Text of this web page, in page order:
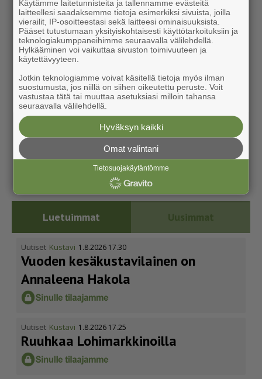
Luetuimmat Uusimmat
Uutiset Kustavi 1.8.2026 17.30
Vuoden kesäkus­ta­vi­lainen on
Annaleena Hakola
Uutiset Kustavi 1.8.2026 17.25
Ruuhkaa Lohimark­ki­noilla
Käytämme laitetunnisteita ja tallennamme evästeitä
laitteellesi saadaksemme tietoja esimerkiksi sivuista, joilla
vierailit, IP-osoitteestasi sekä laitteesi ominaisuuksista.
Pääset tutustumaan yksityiskohtaisesti käyttötarkoituksiin ja
teknologiakumppaneihimme seuraavalla välilehdellä.
Hylkääminen voi vaikuttaa sivuston toimivuuteen ja
käytettävyyteen.
Jotkin teknologiamme voivat käsitellä tietoja myös ilman
suostumusta, jos niillä on siihen oikeutettu peruste. Voit
vastustaa tätä tai muuttaa asetuksiasi milloin tahansa
seuraavalla välilehdellä.
Hyväksyn kaikki
Omat valintani
Tietosuojakäytäntömme